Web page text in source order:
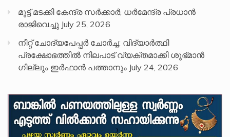
മുട്ട് മടക്കി കേന്ദ്ര സർക്കാർ; ധർമേന്ദ്ര പ്രധാൻ
രാജിവെച്ചു July 25, 2026
നീറ്റ് ചോദ്യപേപ്പര്‍ ചോര്‍ച്ച; വിദ്യാർത്ഥി
പ്രക്ഷോഭത്തിൽ നിലപാട് വ്യക്തമാക്കി ശുഭ്മാൻ
ഗില്ലും ഇർഫാൻ പത്താനും July 24, 2026